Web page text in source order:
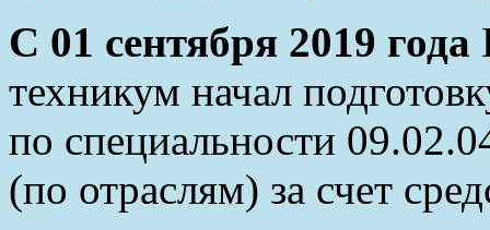
С 01 сентября 2019 года
техникум начал
по специальности
(по отраслям) за счет